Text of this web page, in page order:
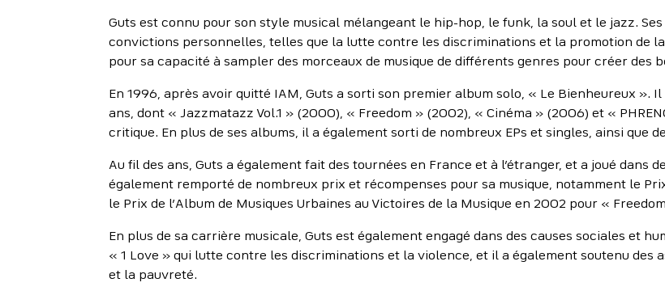
Guts est connu pour son style musical mélangeant le hip-hop, le funk, la soul et le jazz.
convictions personnelles, telles que la lutte contre les discriminations et la promotion de
pour sa capacité à sampler des morceaux de musique de différents genres pour créer des
En 1996, après avoir quitté IAM, Guts a sorti son premier album solo, « Le Bienheureux ».
ans, dont « Jazzmatazz Vol.1 » (2000), « Freedom » (2002), « Cinéma » (2006) et «
critique. En plus de ses albums, il a également sorti de nombreux EPs et singles, ainsi que
Au fil des ans, Guts a également fait des tournées en France et à l’étranger, et a joué dans
également remporté de nombreux prix et récompenses pour sa musique, notamment le
le Prix de l’Album de Musiques Urbaines au Victoires de la Musique en 2002 pour «
En plus de sa carrière musicale, Guts est également engagé dans des causes sociales et
« 1 Love » qui lutte contre les discriminations et la violence, et il a également soutenu
et la pauvreté.